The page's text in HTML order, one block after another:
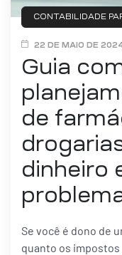
CONTABILIDADE
22 DE MAIO DE
Guia
de
dinheiro
Se você é dono de
quanto os